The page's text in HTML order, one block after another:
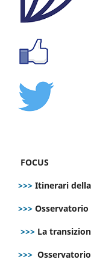
FOCUS
>>> Itinerari
>>>
>>> La
>>>